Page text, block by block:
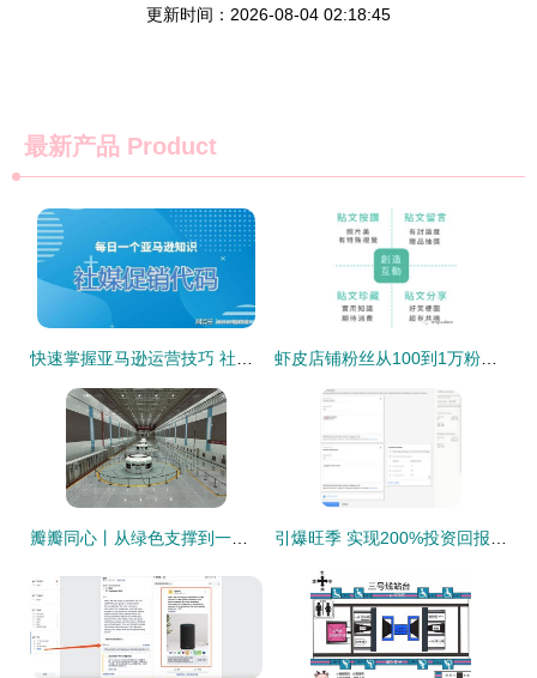
更新时间：2026-08-04 02:18:45
最新产品 Product